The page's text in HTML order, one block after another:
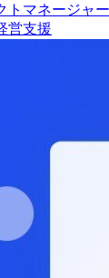
トマネージャー
営支援